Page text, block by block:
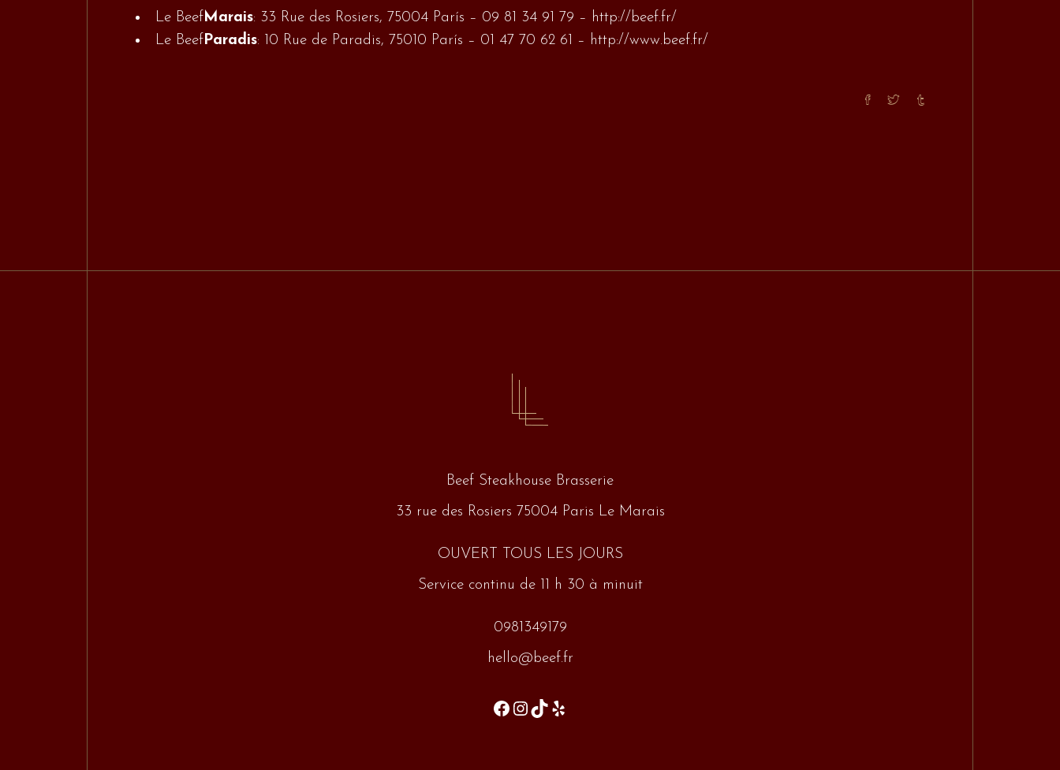
Le BeefMarais: 33 Rue des Rosiers, 75004 París – 09 81 34 91 79 – http://beef.fr/
Le BeefParadis: 10 Rue de Paradis, 75010 París – 01 47 70 62 61 – http://www.beef.fr/
Beef Steakhouse Brasserie
33 rue des Rosiers 75004 Paris Le Marais
OUVERT TOUS LES JOURS
Service continu de 11 h 30 à minuit
0981349179
hello@beef.fr
Facebook
Instagram
TikTok
Yelp